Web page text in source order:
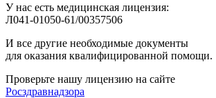
У нас есть медицинская лицензия:
Л041-01050-61/00357506
И все другие необходимые документы
для оказания квалифицированной помощи.
Проверьте нашу лицензию на сайте
Росздравнадзора